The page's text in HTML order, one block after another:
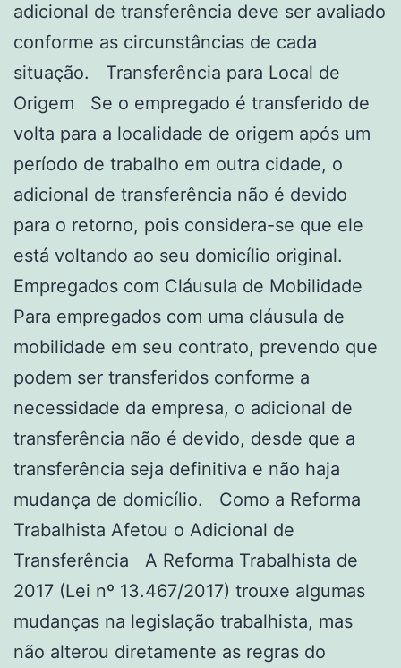
adicional de transferência deve ser avaliado
conforme as circunstâncias de cada
situação. Transferência para Local de
Origem Se o empregado é transferido de
volta para a localidade de origem após um
período de trabalho em outra cidade, o
adicional de transferência não é devido
para o retorno, pois considera-se que ele
está voltando ao seu domicílio original.
Empregados com Cláusula de Mobilidade
Para empregados com uma cláusula de
mobilidade em seu contrato, prevendo que
podem ser transferidos conforme a
necessidade da empresa, o adicional de
transferência não é devido, desde que a
transferência seja definitiva e não haja
mudança de domicílio. Como a Reforma
Trabalhista Afetou o Adicional de
Transferência A Reforma Trabalhista de
2017 (Lei nº 13.467/2017) trouxe algumas
mudanças na legislação trabalhista, mas
não alterou diretamente as regras do